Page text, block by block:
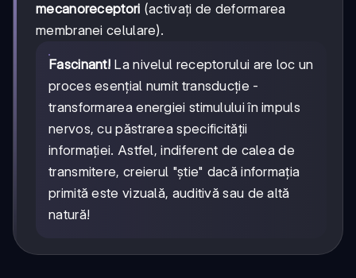
mecanoreceptori (activați de deformarea
membranei celulare).
Fascinant! La nivelul receptorului are loc un
proces esențial numit transducție -
transformarea energiei stimulului în impuls
nervos, cu păstrarea specificității
informației. Astfel, indiferent de calea de
transmitere, creierul "știe" dacă informația
primită este vizuală, auditivă sau de altă
natură!